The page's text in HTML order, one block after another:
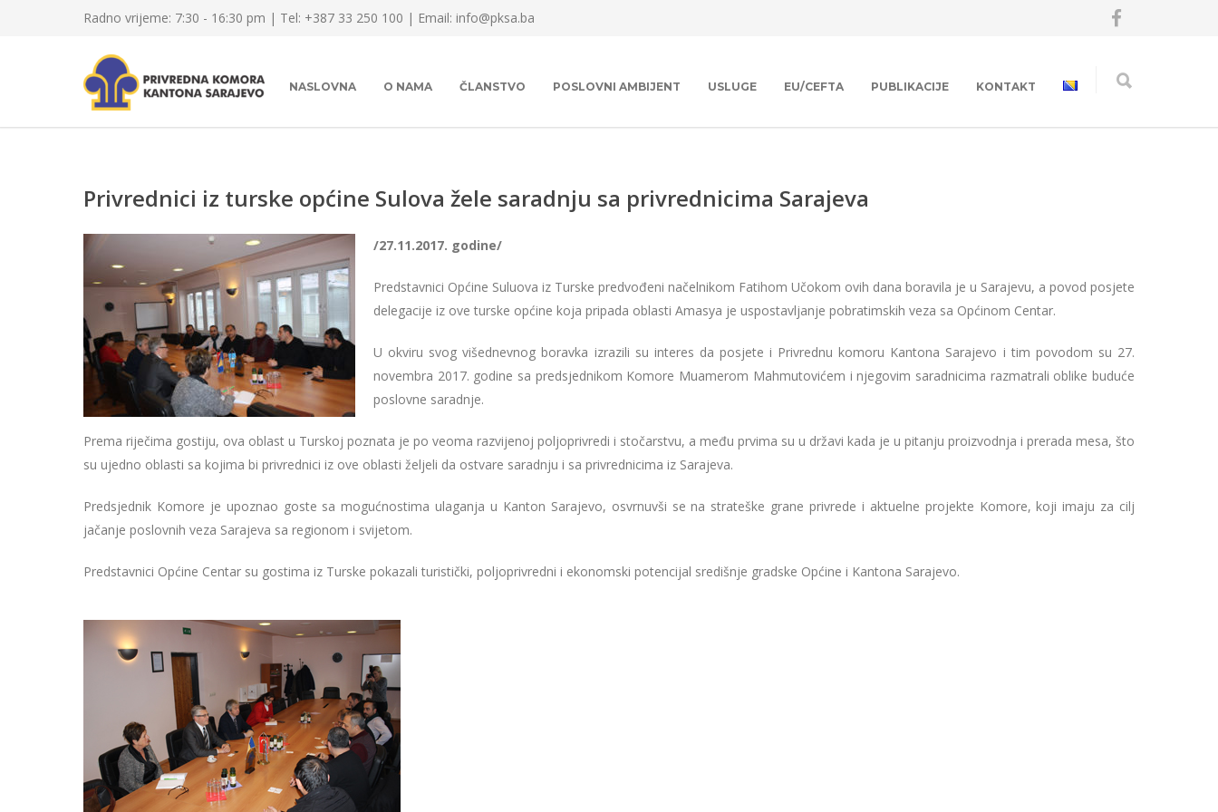
Radno vrijeme: 7:30 - 16:30 pm | Tel: +387 33 250 100 | Email: info@pksa.ba
NASLOVNA O NAMA ČLANSTVO POSLOVNI AMBIJENT USLUGE EU/CEFTA PUBLIKACIJE KONTAKT
Privrednici iz turske općine Sulova žele saradnju sa privrednicima Sarajeva
/27.11.2017. godine/
Predstavnici Općine Suluova iz Turske predvođeni načelnikom Fatihom Učokom ovih dana boravila je u Sarajevu, a povod posjete
delegacije iz ove turske općine koja pripada oblasti Amasya je uspostavljanje pobratimskih veza sa Općinom Centar.
U okviru svog višednevnog boravka izrazili su interes da posjete i Privrednu komoru Kantona Sarajevo i tim povodom su 27.
novembra 2017. godine sa predsjednikom Komore Muamerom Mahmutovićem i njegovim saradnicima razmatrali oblike buduće
poslovne saradnje.
Prema riječima gostiju, ova oblast u Turskoj poznata je po veoma razvijenoj poljoprivredi i stočarstvu, a među prvima su u državi kada je u pitanju proizvodnja i prerada mesa, što
su ujedno oblasti sa kojima bi privrednici iz ove oblasti željeli da ostvare saradnju i sa privrednicima iz Sarajeva.
Predsjednik Komore je upoznao goste sa mogućnostima ulaganja u Kanton Sarajevo, osvrnuvši se na strateške grane privrede i aktuelne projekte Komore, koji imaju za cilj
jačanje poslovnih veza Sarajeva sa regionom i svijetom.
Predstavnici Općine Centar su gostima iz Turske pokazali turistički, poljoprivredni i ekonomski potencijal središnje gradske Općine i Kantona Sarajevo.